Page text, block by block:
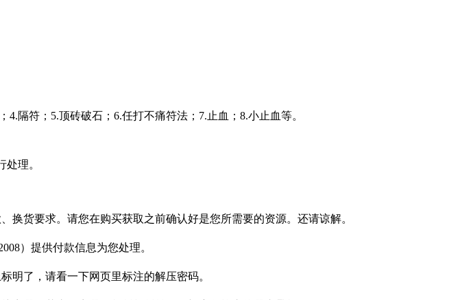
隔符；5.顶砖破石；6.任打不痛符法；7.止血；8.小止血等。
理。
货要求。请您在购买获取之前确认好是您所需要的资源。还请谅解。
）提供付款信息为您处理。
明了，请看一下网页里标注的解压密码。